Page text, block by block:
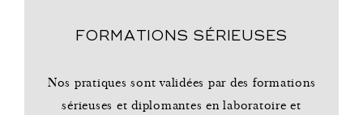
FORMATIONS SÉRIEUSES
Nos pratiques sont validées par des formations
sérieuses et diplomantes en laboratoire et